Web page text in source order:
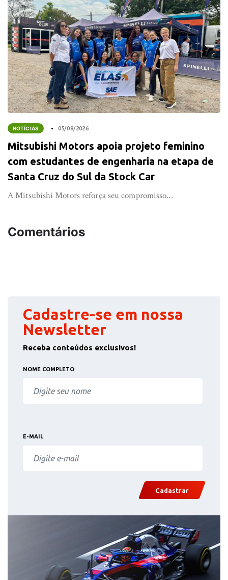
NOTÍCIAS 05/08/2026
Mitsubishi Motors apoia projeto feminino
com estudantes de engenharia na etapa de
Santa Cruz do Sul da Stock Car
A Mitsubishi Motors reforça seu compromisso...
Comentários
Cadastre-se em nossa
Newsletter
Receba conteúdos exclusivos!
NOME COMPLETO
E-MAIL
Cadastrar